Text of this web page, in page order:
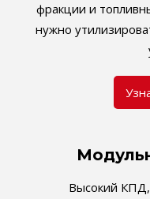
фракции и
нужно
Высокий КПД,